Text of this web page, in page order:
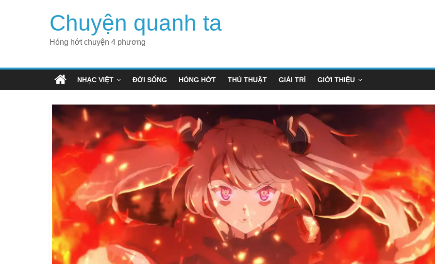
Chuyện quanh ta
Hóng hớt chuyện 4 phương
NHẠC VIỆT ĐỜI SỐNG HÓNG HỚT THỦ THUẬT GIẢI TRÍ GIỚI THIỆU